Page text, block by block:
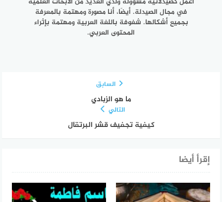
في مجال الصيدلة. أيضًا، أنا مصورة ومهتمة بالمعرفة
بجميع أشكالها. شغوفة باللغة العربية ومهتمة بإثراء
المحتوى العربي.
السابق
ما هو الزبادي
التالي
كيفية تجفيف قشر البرتقال
إقرأ أيضا